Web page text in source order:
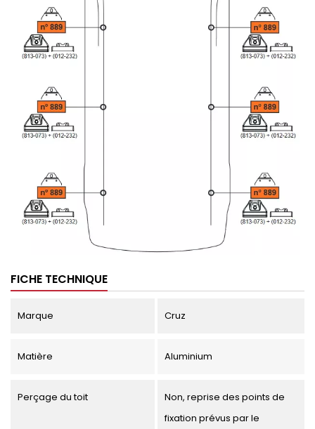
FICHE TECHNIQUE
Marque Cruz
Matière Aluminium
Perçage du toit
Non, reprise des points de
fixation prévus par le